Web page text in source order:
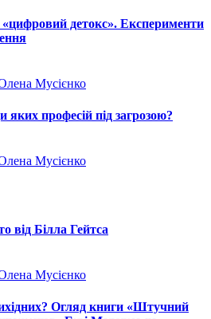
детокс». Експерименти
Мусієнко
професій під загрозою?
Мусієнко
від Білла Гейтса
Мусієнко
Огляд книги «Штучний